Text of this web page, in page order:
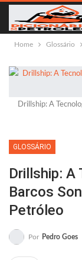
Home Glossário
Drillship: A
GLOSSÁRIO
Drillship: A
Barcos
Petróleo
Por Pedro Goes